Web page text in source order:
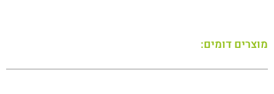
מוצרים דומים: